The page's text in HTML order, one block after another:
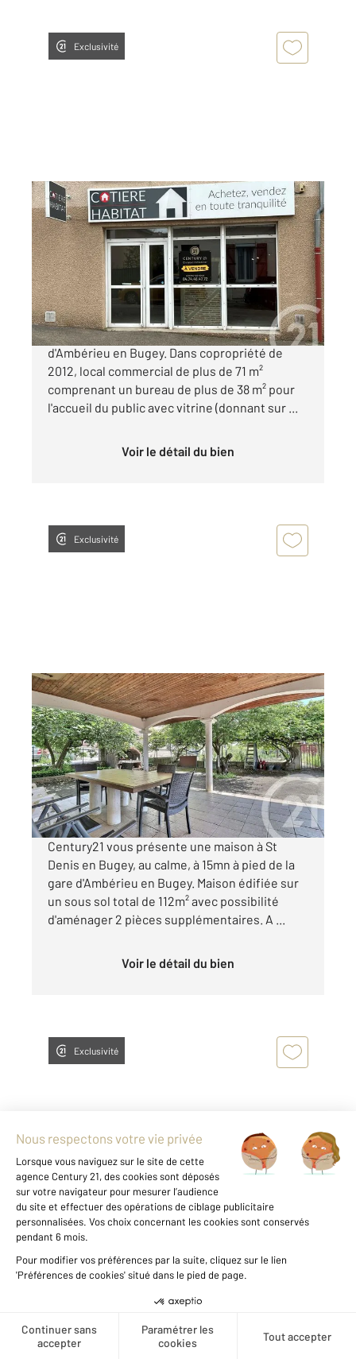
Créer une alerte
Exclusivité
AMBERIEU EN BUGEY 01
71,44 m2, 1 pièce
Ref : 8237
Maison à vendre
89 900 €
Entre le Centre Ville et la Gare routière
d'Ambérieu en Bugey. Dans copropriété de
2012, local commercial de plus de 71 m²
comprenant un bureau de plus de 38 m² pour
l'accueil du public avec vitrine (donnant sur ...
Voir le détail du bien
Exclusivité
AMBERIEU EN BUGEY 01
112,60 m2, 5 pièces
Ref : 8059
Maison à vendre
285 000 €
Visiter le site dédié
Century21 vous présente une maison à St
Denis en Bugey, au calme, à 15mn à pied de la
gare d'Ambérieu en Bugey. Maison édifiée sur
un sous sol total de 112m² avec possibilité
d'aménager 2 pièces supplémentaires. A ...
Voir le détail du bien
Exclusivité
BOYEUX ST JEROME 01
0 m2, 3 pièces
Ref : 8456
Maison à vendre
50 000 €